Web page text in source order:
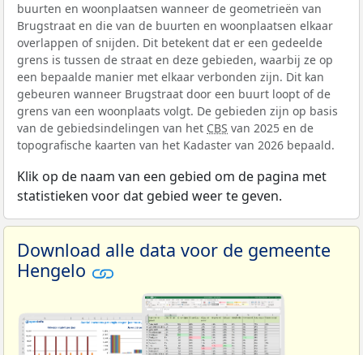
buurten en woonplaatsen wanneer de geometrieën van
Brugstraat en die van de buurten en woonplaatsen elkaar
overlappen of snijden. Dit betekent dat er een gedeelde
grens is tussen de straat en deze gebieden, waarbij ze op
een bepaalde manier met elkaar verbonden zijn. Dit kan
gebeuren wanneer Brugstraat door een buurt loopt of de
grens van een woonplaats volgt. De gebieden zijn op basis
van de gebiedsindelingen van het CBS van 2025 en de
topografische kaarten van het Kadaster van 2026 bepaald.
Klik op de naam van een gebied om de pagina met
statistieken voor dat gebied weer te geven.
Download alle data voor de gemeente
Hengelo